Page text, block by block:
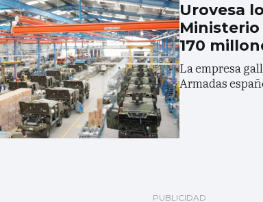
Urovesa
Ministerio
170
La empresa
Armadas